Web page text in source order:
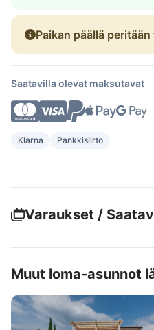
Paikan päällä
Saatavilla olevat maksutavat
Klarna Pankkisiirto
Varaukset /
Muut loma-asunnot